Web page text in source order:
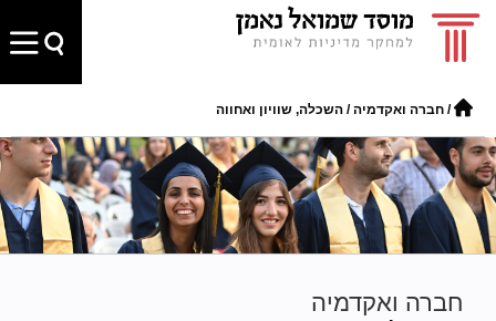
/ חברה ואקדמיה/ השכלה, שוויון ואחווה
חברה ואקדמיה